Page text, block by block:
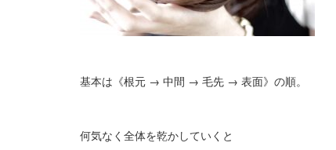
基本は《根元 → 中間 → 毛先 → 表面》の順。
何気なく全体を乾かしていくと